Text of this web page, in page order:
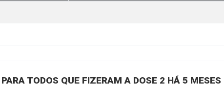
TODOS QUE FIZERAM A DOSE 2 HÁ 5 MESES